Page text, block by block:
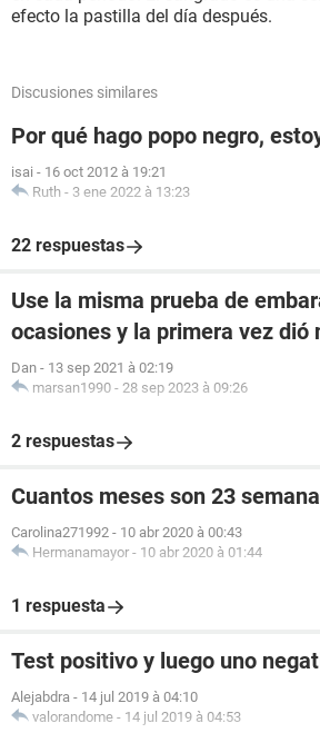
efecto la pastilla del día después.
Discusiones similares
Por qué hago popo negro,
isai - 16 oct 2012 à 19:21
Ruth - 3 ene 2022 à 13:23
22 respuestas
Use la misma prueba de
ocasiones y la primera vez dió
Dan - 13 sep 2021 à 02:19
marsan1990 - 28 sep 2023 à 09:26
2 respuestas
Cuantos meses son 23
Carolina271992 - 10 abr 2020 à 00:43
Hermanamayor - 10 abr 2020 à 01:44
1 respuesta
Test positivo y luego uno
Alejabdra - 14 jul 2019 à 04:10
valorandome - 14 jul 2019 à 04:53